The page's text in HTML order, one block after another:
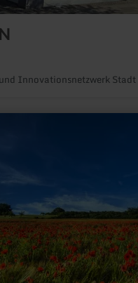
Innovationsnetzwerk Stadt